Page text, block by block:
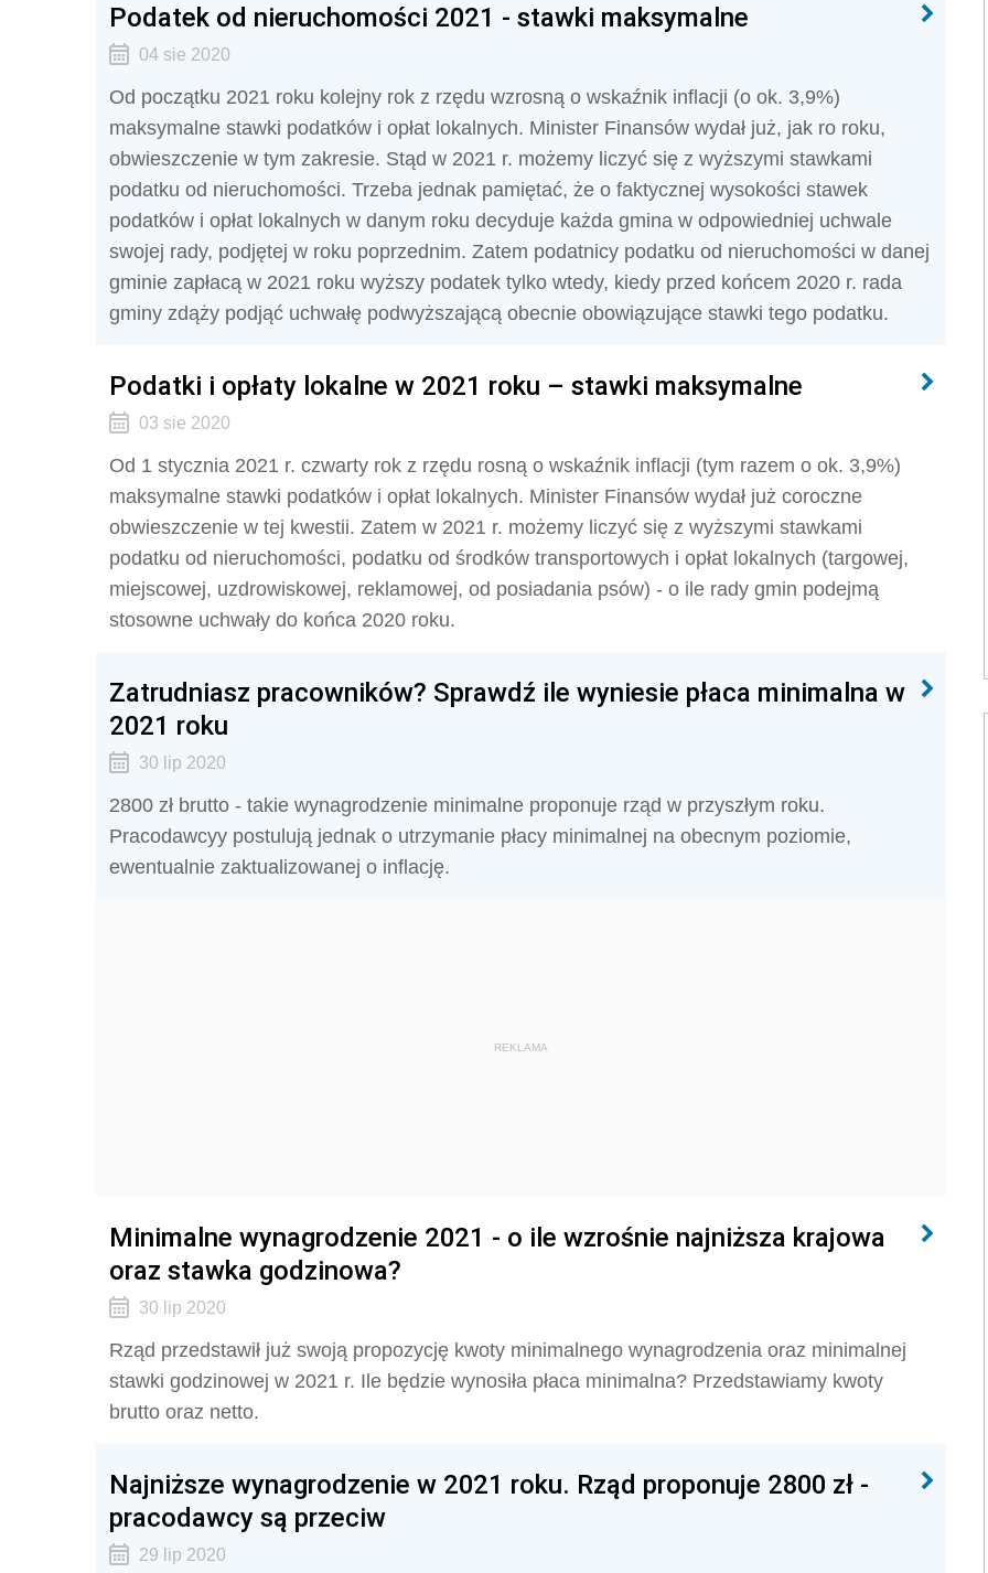
Podatek od nieruchomości 2021 - stawki maksymalne
04 sie 2020
Od początku 2021 roku kolejny rok z rzędu wzrosną o wskaźnik inflacji (o ok. 3,9%)
maksymalne stawki podatków i opłat lokalnych. Minister Finansów wydał już, jak ro roku,
obwieszczenie w tym zakresie. Stąd w 2021 r. możemy liczyć się z wyższymi stawkami
podatku od nieruchomości. Trzeba jednak pamiętać, że o faktycznej wysokości stawek
podatków i opłat lokalnych w danym roku decyduje każda gmina w odpowiedniej uchwale
swojej rady, podjętej w roku poprzednim. Zatem podatnicy podatku od nieruchomości w danej
gminie zapłacą w 2021 roku wyższy podatek tylko wtedy, kiedy przed końcem 2020 r. rada
gminy zdąży podjąć uchwałę podwyższającą obecnie obowiązujące stawki tego podatku.
Podatki i opłaty lokalne w 2021 roku – stawki maksymalne
03 sie 2020
Od 1 stycznia 2021 r. czwarty rok z rzędu rosną o wskaźnik inflacji (tym razem o ok. 3,9%)
maksymalne stawki podatków i opłat lokalnych. Minister Finansów wydał już coroczne
obwieszczenie w tej kwestii. Zatem w 2021 r. możemy liczyć się z wyższymi stawkami
podatku od nieruchomości, podatku od środków transportowych i opłat lokalnych (targowej,
miejscowej, uzdrowiskowej, reklamowej, od posiadania psów) - o ile rady gmin podejmą
stosowne uchwały do końca 2020 roku.
Zatrudniasz pracowników? Sprawdź ile wyniesie płaca minimalna w
2021 roku
30 lip 2020
2800 zł brutto - takie wynagrodzenie minimalne proponuje rząd w przyszłym roku.
Pracodawcyy postulują jednak o utrzymanie płacy minimalnej na obecnym poziomie,
ewentualnie zaktualizowanej o inflację.
REKLAMA
Minimalne wynagrodzenie 2021 - o ile wzrośnie najniższa krajowa
oraz stawka godzinowa?
30 lip 2020
Rząd przedstawił już swoją propozycję kwoty minimalnego wynagrodzenia oraz minimalnej
stawki godzinowej w 2021 r. Ile będzie wynosiła płaca minimalna? Przedstawiamy kwoty
brutto oraz netto.
Najniższe wynagrodzenie w 2021 roku. Rząd proponuje 2800 zł -
pracodawcy są przeciw
29 lip 2020